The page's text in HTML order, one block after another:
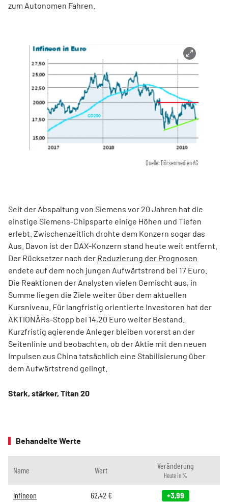
zum Autonomen Fahren.
Quelle: Börsenmedien AG
Seit der Abspaltung von Siemens vor 20 Jahren hat die
einstige Siemens-Chipsparte einige Höhen und Tiefen
erlebt. Zwischenzeitlich drohte dem Konzern sogar das
Aus. Davon ist der DAX-Konzern stand heute weit entfernt.
Der Rücksetzer nach der Reduzierung der Prognosen
endete auf dem noch jungen Aufwärtstrend bei 17 Euro.
Die Reaktionen der Analysten vielen Gemischt aus, in
Summe liegen die Ziele weiter über dem aktuellen
Kursniveau. Für langfristig orientierte Investoren hat der
AKTIONÄRs-Stopp bei 14,20 Euro weiter Bestand.
Kurzfristig agierende Anleger bleiben vorerst an der
Seitenlinie und beobachten, ob der Aktie mit den neuen
Impulsen aus China tatsächlich eine Stabilisierung über
dem Aufwärtstrend gelingt.
Stark, stärker, Titan 20
Behandelte Werte
Name Wert Veränderung
Heute in %
Infineon 62,42 € +3,99